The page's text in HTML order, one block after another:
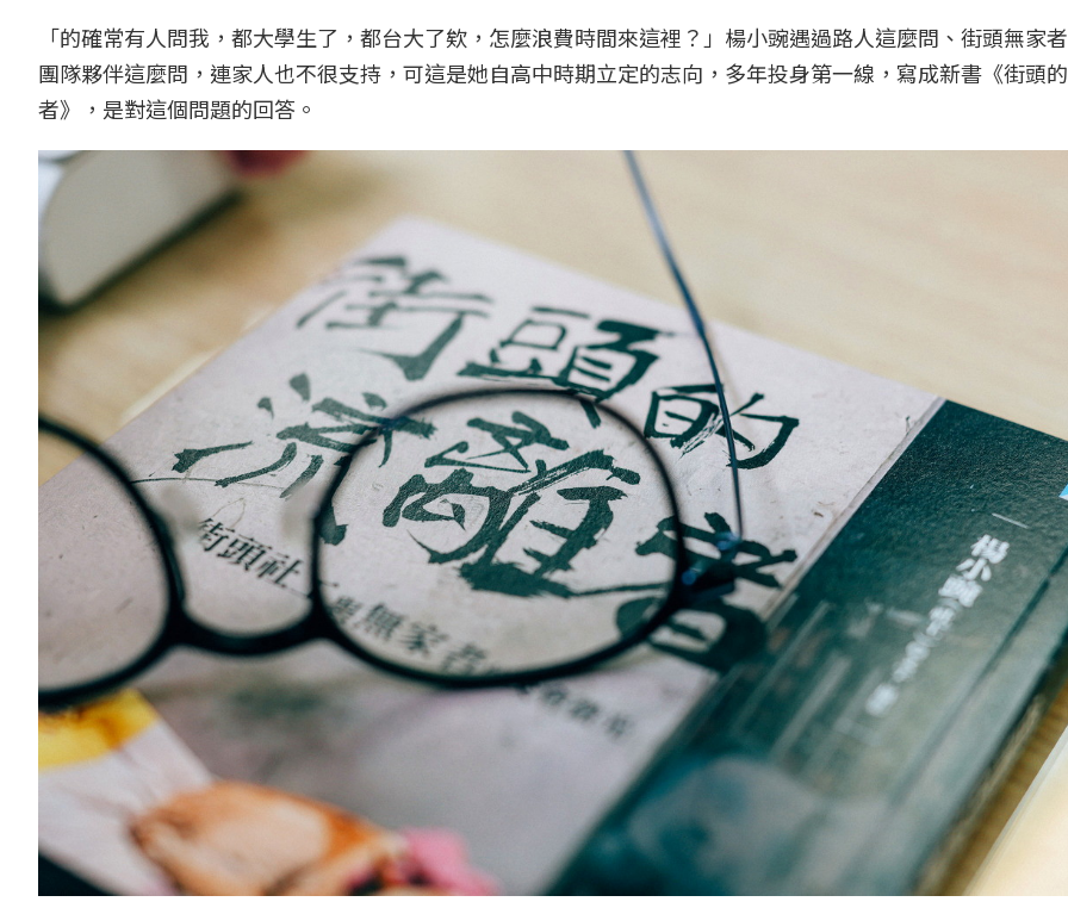
「的確常有人問我，都大學生了，都台大了欸，怎麼浪費時間來這裡？」楊小豌遇過路人這麼問、街頭無家
團隊夥伴這麼問，連家人也不很支持，可這是她自高中時期立定的志向，多年投身第一線，寫成新書《街頭
者》，是對這個問題的回答。